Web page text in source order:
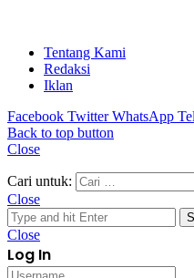
Tentang Kami
Redaksi
Iklan
Facebook Twitter WhatsApp
Back to top button
Close
Cari untuk:
Close
Close
Log In